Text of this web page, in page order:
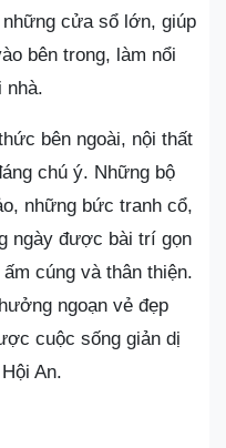
cửa sổ lớn, giúp
bên trong, làm nổi
nhà.
bên ngoài, nội thất
chú ý. Những bộ
những bức tranh cổ,
ngày được bài trí gọn
cúng và thân thiện.
ngoạn vẻ đẹp
cuộc sống giản dị
An.